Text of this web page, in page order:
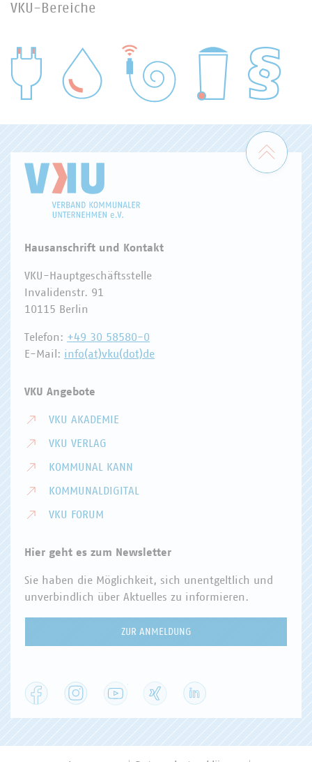
VKU-Bereiche
WASSER/ABWASSER
Zum
Hausanschrift und Kontakt
VKU-Hauptgeschäftsstelle
Invalidenstr. 91
10115 Berlin
Telefon: +49 30 58580-0
E-Mail: info(at)vku(dot)de
VKU Angebote
VKU AKADEMIE
VKU VERLAG
KOMMUNAL KANN
KOMMUNALDIGITAL
VKU FORUM
Hier geht es zum Newsletter
Sie haben die Möglichkeit, sich unentgeltlich und
unverbindlich über Aktuelles zu informieren.
ZUR ANMELDUNG
Facebook Instagram YouTube